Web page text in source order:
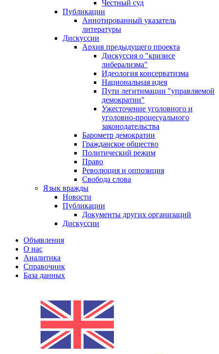
Честный суд
Публикации
Аннотированный указатель
литературы
Дискуссии
Архив предыдущего проекта
Дискуссия о "кризисе
либерализма"
Идеология консерватизма
Национальная идея
Пути легитимации "управляемой
демократии"
Ужесточение уголовного и
уголовно-процесуального
законодательства
Барометр демократии
Гражданское общество
Политический режим
Право
Революция и оппозиция
Свобода слова
Язык вражды
Новости
Публикации
Документы других организаций
Дискуссии
Объявления
О нас
Аналитика
Справочник
База данных